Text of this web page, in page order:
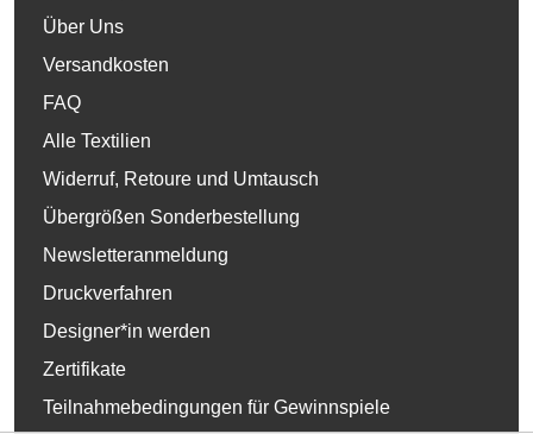
Über Uns
Versandkosten
FAQ
Alle Textilien
Widerruf, Retoure und Umtausch
Übergrößen Sonderbestellung
Newsletteranmeldung
Druckverfahren
Designer*in werden
Zertifikate
Teilnahmebedingungen für Gewinnspiele